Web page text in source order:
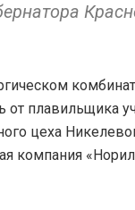
плавильщика
цеха
компания